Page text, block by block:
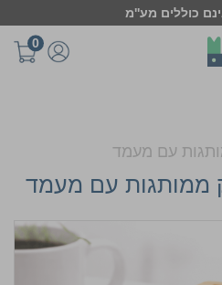
כוללים מע''מ
0
עם מעמד
ממותגות עם מעמד